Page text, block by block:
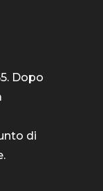
Dopo
di
.